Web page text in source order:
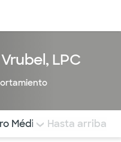
LPC
rápidamente a
Médico COMENTARIOS
Hasta arriba